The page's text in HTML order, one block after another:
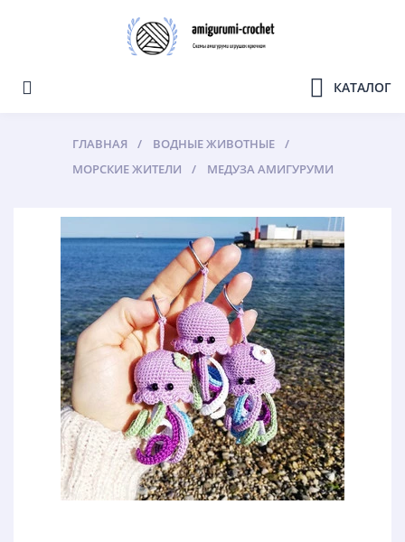
КАТАЛОГ
ГЛАВНАЯ
ВОДНЫЕ ЖИВОТНЫЕ
МОРСКИЕ ЖИТЕЛИ
МЕДУЗА АМИГУРУМИ